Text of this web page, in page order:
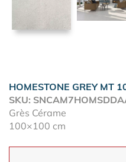
HOMESTONE GREY MT
SKU:
Grès Cérame
100×100 cm